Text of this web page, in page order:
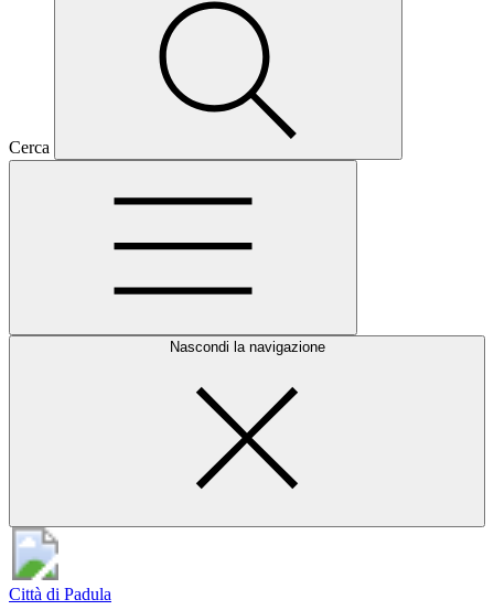
Cerca
Nascondi la navigazione
Città di Padula